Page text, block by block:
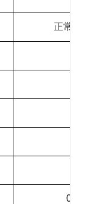
正常
0-40